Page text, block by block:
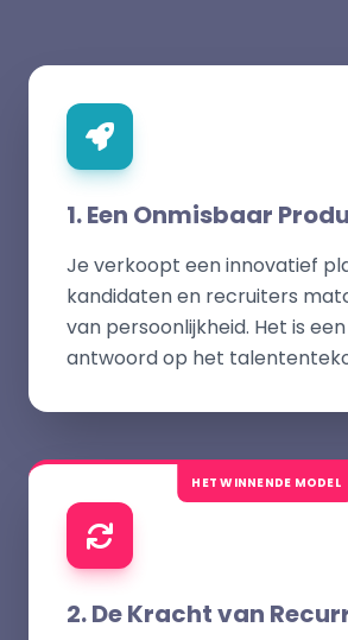
1. Een Onmisbaar
Je verkoopt een innovatief
kandidaten en recruiters
van persoonlijkheid. Het is
antwoord op het
HET WINNENDE MODEL
2. De Kracht van